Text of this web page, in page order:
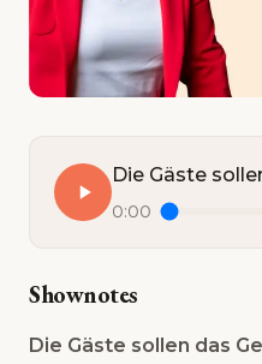
0:00
Shownotes
Die Gäste sollen das